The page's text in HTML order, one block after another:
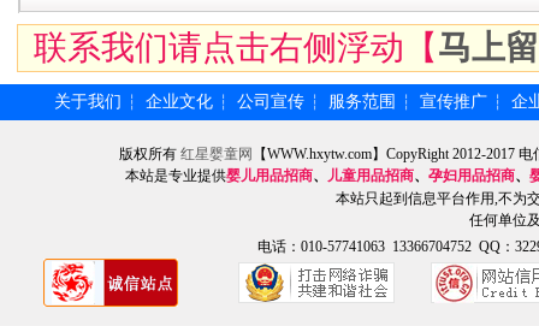
联系我们请点击右侧浮动【马上
关于我们 ┆ 企业文化 ┆ 公司宣传 ┆ 服务范围 ┆ 宣传推广 ┆ 企
版权所有 红星婴童网
【WWW.hxytw.com】CopyRight 2012-2017
本站是专业提供婴儿用品招商、 儿童用品招商、 孕妇用品招商、
本站只起到信息平台作用,不为
任何单位
电话：010-57741063 13366704752 QQ：